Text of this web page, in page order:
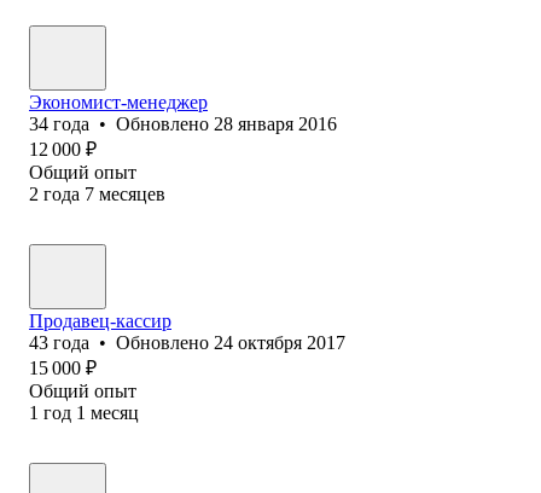
Экономист-менеджер
34 года • Обновлено 28 января 2016
12 000 ₽
Общий опыт
2 года 7 месяцев
Продавец-кассир
43 года • Обновлено 24 октября 2017
15 000 ₽
Общий опыт
1 год 1 месяц